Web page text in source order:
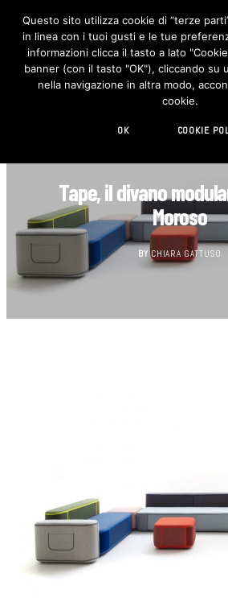
Tape, il divano
Moroso
BY CHIARA GATTUSO
Questo sito utilizza cookie di “terze
in linea con i tuoi gusti e le tue
informazioni clicca il tasto a lato
banner (con il tasto "OK"), cliccando su
nella navigazione in altra modo,
cookie.
OK COOKIE